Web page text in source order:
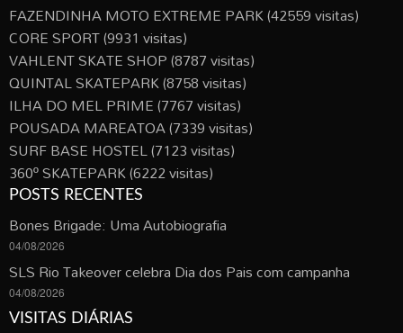
FAZENDINHA MOTO EXTREME PARK(42559 visitas)
CORE SPORT(9931 visitas)
VAHLENT SKATE SHOP(8787 visitas)
QUINTAL SKATEPARK(8758 visitas)
ILHA DO MEL PRIME(7767 visitas)
POUSADA MAREATOA(7339 visitas)
SURF BASE HOSTEL(7123 visitas)
360º SKATEPARK(6222 visitas)
POSTS RECENTES
Bones Brigade: Uma Autobiografia
04/08/2026
SLS Rio Takeover celebra Dia dos Pais com campanha
04/08/2026
VISITAS DIÁRIAS